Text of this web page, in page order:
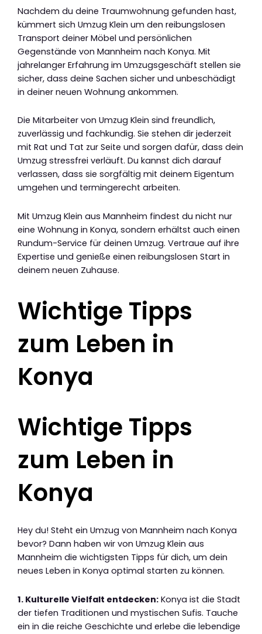
Nachdem du deine Traumwohnung gefunden hast,
kümmert sich Umzug Klein um den reibungslosen
Transport deiner Möbel und persönlichen
Gegenstände von Mannheim nach Konya. Mit
jahrelanger Erfahrung im Umzugsgeschäft stellen sie
sicher, dass deine Sachen sicher und unbeschädigt
in deiner neuen Wohnung ankommen.
Die Mitarbeiter von Umzug Klein sind freundlich,
zuverlässig und fachkundig. Sie stehen dir jederzeit
mit Rat und Tat zur Seite und sorgen dafür, dass dein
Umzug stressfrei verläuft. Du kannst dich darauf
verlassen, dass sie sorgfältig mit deinem Eigentum
umgehen und termingerecht arbeiten.
Mit Umzug Klein aus Mannheim findest du nicht nur
eine Wohnung in Konya, sondern erhältst auch einen
Rundum-Service für deinen Umzug. Vertraue auf ihre
Expertise und genieße einen reibungslosen Start in
deinem neuen Zuhause.
Wichtige Tipps
zum Leben in
Konya
Wichtige Tipps
zum Leben in
Konya
Hey du! Steht ein Umzug von Mannheim nach Konya
bevor? Dann haben wir von Umzug Klein aus
Mannheim die wichtigsten Tipps für dich, um dein
neues Leben in Konya optimal starten zu können.
1. Kulturelle Vielfalt entdecken: Konya ist die Stadt
der tiefen Traditionen und mystischen Sufis. Tauche
ein in die reiche Geschichte und erlebe die lebendige